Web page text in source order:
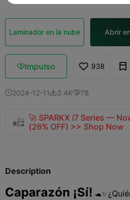
Laminador en la nube Abrir
Impulso 938
2024-12-113.4K78
🚀 SPARKX i7 Series —
(26% OFF) >> Shop Now
Description
Caparazón ¡Sí! 🐢✨